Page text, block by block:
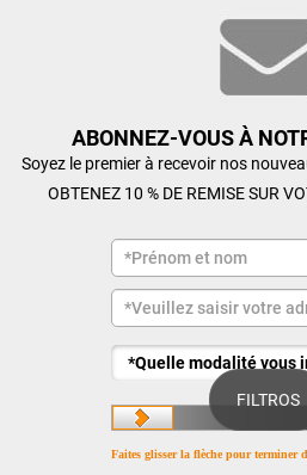
FILTROS
ABONNEZ-VOUS À
Soyez le premier à recevoir nos
OBTENEZ 10 % DE REMISE SUR
Faites glisser la flèche pour terminer